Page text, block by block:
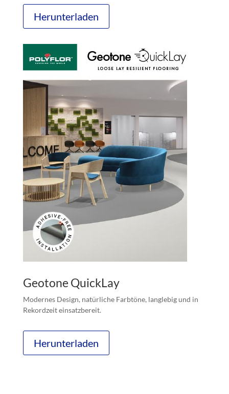
Herunterladen
Geotone QuickLay
Modernes Design, natürliche Farbtöne, langlebig und in
Rekordzeit einsatzbereit.
Herunterladen